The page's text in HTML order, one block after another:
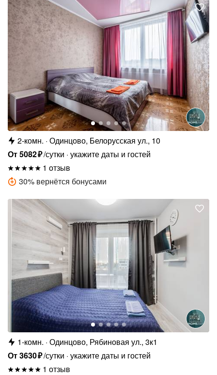
2-комн. Одинцово, Белорусская ул., 10
От5082₽/сутки укажите даты и гостей
1 отзыв
30% вернётся бонусами
1-комн. Одинцово, Рябиновая ул., 3к1
От3630₽/сутки укажите даты и гостей
1 отзыв